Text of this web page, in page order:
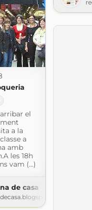
el
a la
a
amb
les 18h
vam (...)
de casa